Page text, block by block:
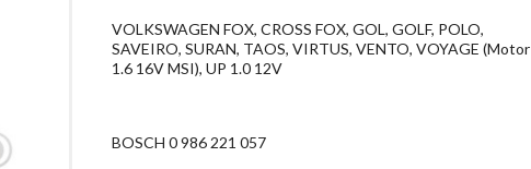
VOLKSWAGEN FOX, CROSS FOX, GOL, GOLF, POLO,
SAVEIRO, SURAN, TAOS, VIRTUS, VENTO, VOYAGE (Motor
1.6 16V MSI), UP 1.0 12V
BOSCH 0 986 221 057